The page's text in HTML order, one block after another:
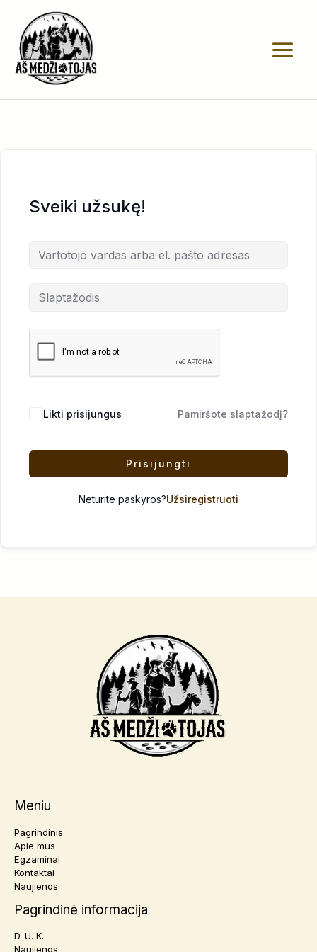
turinio
Sveiki užsukę!
Likti prisijungus Pamiršote slaptažodį?
Prisijungti
Neturite paskyros?Užsiregistruoti
Meniu
Pagrindinis
Apie mus
Egzaminai
Kontaktai
Naujienos
Pagrindinė informacija
D. U. K.
Naujienos